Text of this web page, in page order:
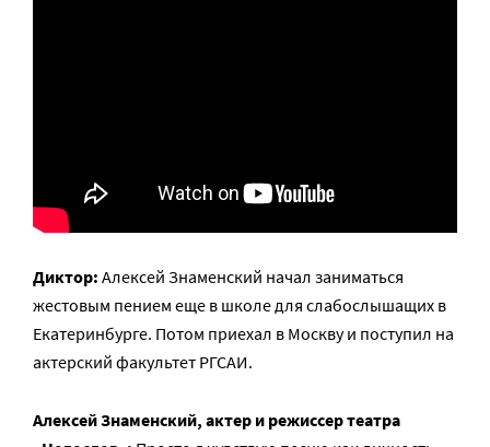
Диктор: Алексей Знаменский начал заниматься
жестовым пением еще в школе для слабослышащих в
Екатеринбурге. Потом приехал в Москву и поступил на
актерский факультет РГСАИ.
Алексей Знаменский, актер и режиссер театра